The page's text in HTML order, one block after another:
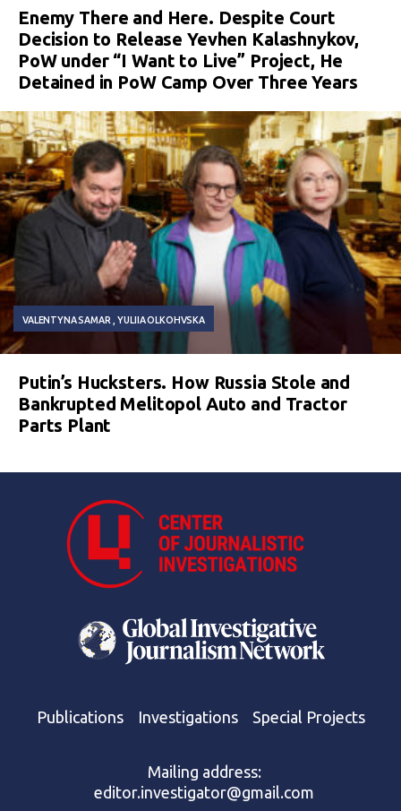
Enemy There and Here. Despite Court
Decision to Release Yevhen Kalashnykov,
PoW under “I Want to Live” Project, He
Detained in PoW Camp Over Three Years
VALENTYNA SAMAR YULIIA OLKOHVSKA
Putin’s Hucksters. How Russia Stole and
Bankrupted Melitopol Auto and Tractor
Parts Plant
Publications Investigations Special Projects
Mailing address:
editor.investigator@gmail.com